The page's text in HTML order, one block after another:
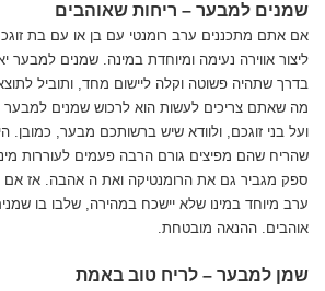
שמנים למבער – ריחות שאוהבים
אם אתם מתכננים ערב רומנטי עם בן או עם בת
ליצור אווירה נעימה ומיוחדת במינה. שמנים
בדרך שתהיה פשוטה וקלה ליישום מחד, ותוביל
מה שאתם צריכים לעשות הוא לרכוש שמנים למבער
ועל בני זוגכם, ולוודא שיש ברשותכם מבער, כמובן.
שהריח שהם מפיצים גורם הרבה פעמים לעוררות
ספק מגביר גם את הרומנטיקה ואת ה אהבה. אז אם
ערב מיוחד במינו שלא יישכח במהירה, שלבו בו
אוהבים. ההנאה מובטחת.
שמן למבער – לריח טוב באמת